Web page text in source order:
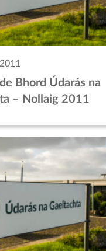
Bhord Údarás na
– Nollaig 2011